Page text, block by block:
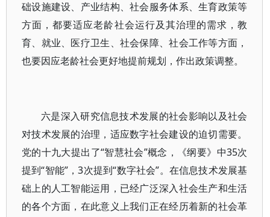
础设施建设、产业结构、社会服务体系、生育政策等
方面，都要适应老龄社会运行及其治理的需求，教
育、就业、医疗卫生、社会保障、社会工作等方面，
也要因应老龄社会更好地提前规划，作出政策调整。
六是深入研究信息技术发展的社会影响以及社会
对技术发展的治理，适应数字社会建设的迫切需要。
党的十九大提出了“智慧社会”概念，《纲要》中35次
提到“智能”，3次提到“数字社会”。在信息技术发展基
础上的人工智能运用，已经广泛深入社会生产和生活
的各个方面，在此意义上我们正在经历着新的社会革